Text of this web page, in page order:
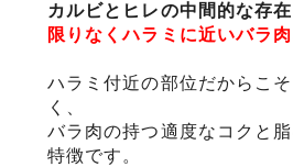
カルビとヒレの中間的な存
限りなくハラミに近いバラ肉
ハラミ付近の部位だからこ
く、
バラ肉の持つ適度なコクと
特徴です。